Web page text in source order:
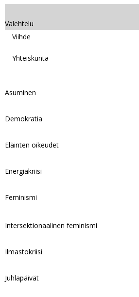
Valehtelu
Viihde
Yhteiskunta
Asuminen
Demokratia
Eläinten oikeudet
Energiakriisi
Feminismi
Intersektionaalinen feminismi
Ilmastokriisi
Juhlapäivät